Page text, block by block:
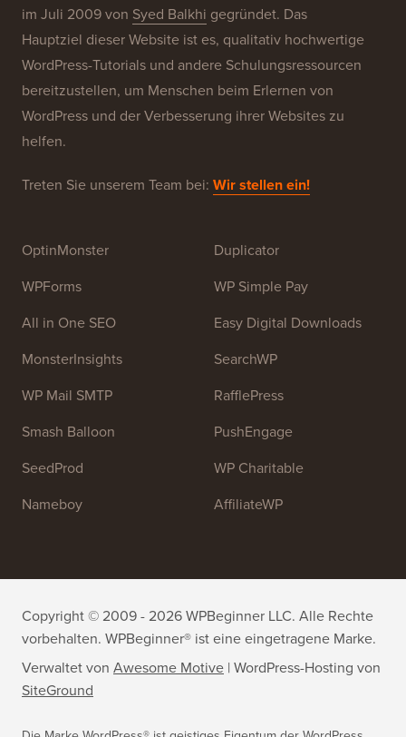
im Juli 2009 von Syed Balkhi gegründet. Das
Hauptziel dieser Website ist es, qualitativ hochwertige
WordPress-Tutorials und andere Schulungsressourcen
bereitzustellen, um Menschen beim Erlernen von
WordPress und der Verbesserung ihrer Websites zu
helfen.
Treten Sie unserem Team bei: Wir stellen ein!
OptinMonster
WPForms
All in One SEO
MonsterInsights
WP Mail SMTP
Smash Balloon
SeedProd
Nameboy
Duplicator
WP Simple Pay
Easy Digital Downloads
SearchWP
RafflePress
PushEngage
WP Charitable
AffiliateWP
Copyright © 2009 - 2026 WPBeginner LLC. Alle Rechte
vorbehalten. WPBeginner® ist eine eingetragene Marke.
Verwaltet von Awesome Motive | WordPress-Hosting von
SiteGround